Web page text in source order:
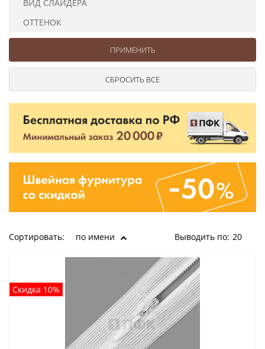
ВИД СЛАЙДЕРА
ОТТЕНОК
Сортировать: по имени Выводить по: 20
Скидка 10%
Ушковые
Шторные
Цепочки шарики с замком
Ткани
Шнуры
Элементы декора